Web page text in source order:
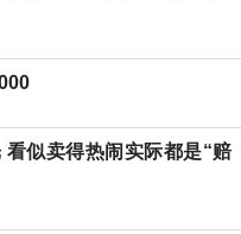
看似卖得热闹实际都是“赔